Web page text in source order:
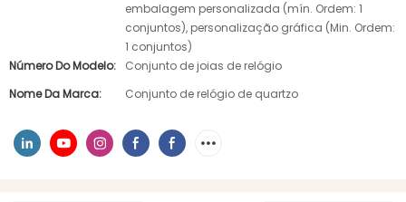
embalagem personalizada (mín. Ordem: 1
conjuntos), personalização gráfica (Min. Ordem:
1 conjuntos)
Número Do Modelo:
Conjunto de joias de relógio
Nome Da Marca:
Conjunto de relógio de quartzo